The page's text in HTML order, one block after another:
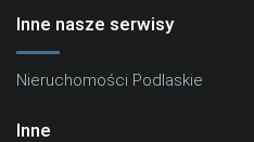
Inne nasze serwisy
Nieruchomości Podlaskie
Inne